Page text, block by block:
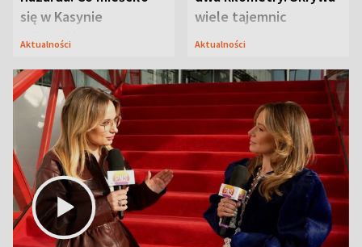
się w Kasynie
Oficerskim?
Aktualności
wiele tajemnic
Aktualności